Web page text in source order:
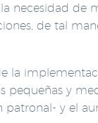
necesidad
de tal
la
y
y el